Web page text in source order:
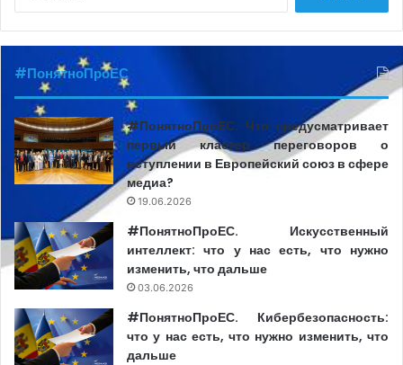
#ПонятноПроЕС
#ПонятноПроЕС. Что предусматривает
первый кластер переговоров о
вступлении в Европейский союз в сфере
медиа?
19.06.2026
#ПонятноПроЕС. Искусственный
интеллект: что у нас есть, что нужно
изменить, что дальше
03.06.2026
#ПонятноПроЕС. Кибербезопасность:
что у нас есть, что нужно изменить, что
дальше